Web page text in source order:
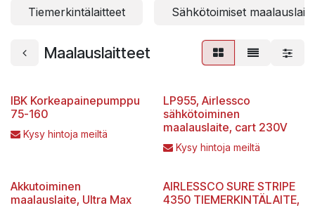
Tiemerkintälaitteet Sähkötoimiset
Maalauslaitteet
IBK Korkeapainepumppu
75-160
Kysy hintoja meiltä
LP955, Airlessco
sähkötoiminen
maalauslaite, cart 230V
Kysy hintoja meiltä
Akkutoiminen
maalauslaite, Ultra Max
AIRLESSCO SURE STRIPE
4350 TIEMERKINTÄLAITE,